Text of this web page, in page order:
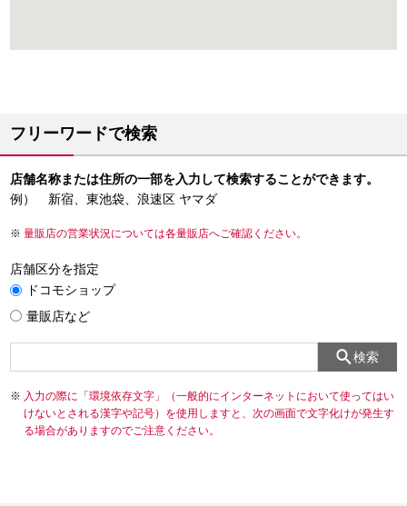
フリーワードで検索
店舗名称または住所の一部を入力して検索することができます。
例） 新宿、東池袋、浪速区 ヤマダ
量販店の営業状況については各量販店へご確認ください。
店舗区分を指定
ドコモショップ
量販店など
検索
入力の際に「環境依存文字」（一般的にインターネットにおいて使ってはい
けないとされる漢字や記号）を使用しますと、次の画面で文字化けが発生す
る場合がありますのでご注意ください。